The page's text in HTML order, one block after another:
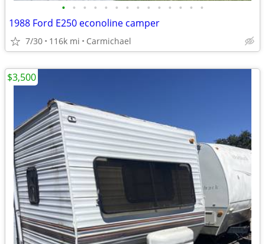
• • • • • • • • • • • • • •
1988 Ford E250 econoline camper
7/30 116k mi Carmichael
$3,500